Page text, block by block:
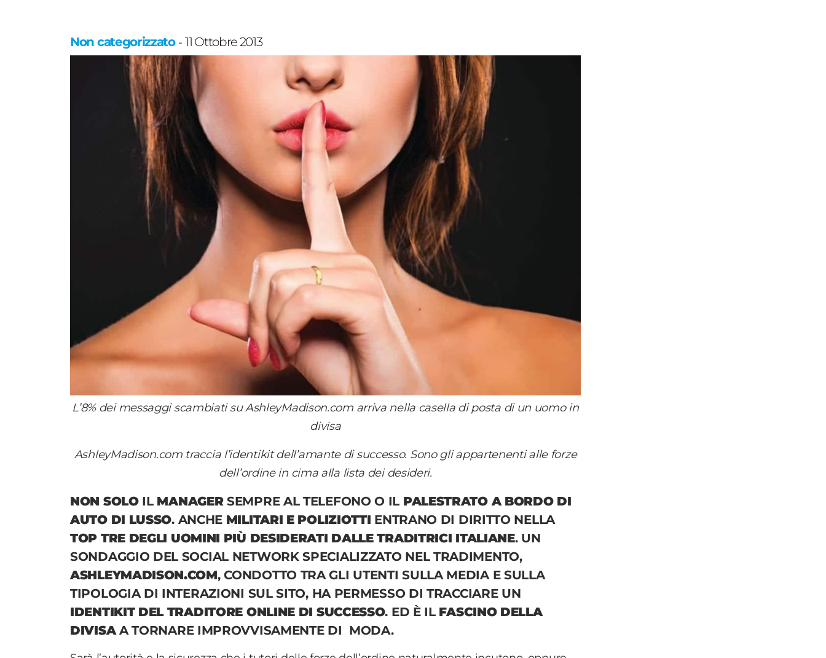
Non categorizzato -11 Ottobre 2013
L’8% dei messaggi scambiati su AshleyMadison.com arriva nella casella di posta di un uomo in
divisa
AshleyMadison.com traccia l’identikit dell’amante di successo. Sono gli appartenenti alle forze
dell’ordine in cima alla lista dei desideri.
NON SOLOIL MANAGERSEMPRE AL TELEFONO O IL PALESTRATOA BORDO DI
AUTO DI LUSSO. ANCHE MILITARI E POLIZIOTTI ENTRANO DI DIRITTO NELLA
TOP TREDEGLI UOMINI PIÙ DESIDERATI DALLE TRADITRICI ITALIANE. UN
SONDAGGIO DEL SOCIAL NETWORK SPECIALIZZATO NEL TRADIMENTO,
ASHLEYMADISON.COM, CONDOTTO TRA GLI UTENTI SULLA MEDIA E SULLA
TIPOLOGIA DI INTERAZIONI SUL SITO, HA PERMESSO DI TRACCIARE UN
IDENTIKIT DEL TRADITORE ONLINE DI SUCCESSO. ED È IL FASCINO DELLA
DIVISAA TORNARE IMPROVVISAMENTE DI MODA.